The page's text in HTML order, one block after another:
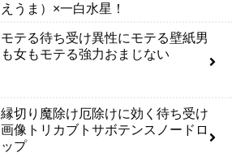
えうま）×一白水星！
モテる待ち受け異性にモテる壁紙男
も女もモテる強力おまじない
縁切り魔除け厄除けに効く待ち受け
画像トリカブトサボテンスノードロ
ップ